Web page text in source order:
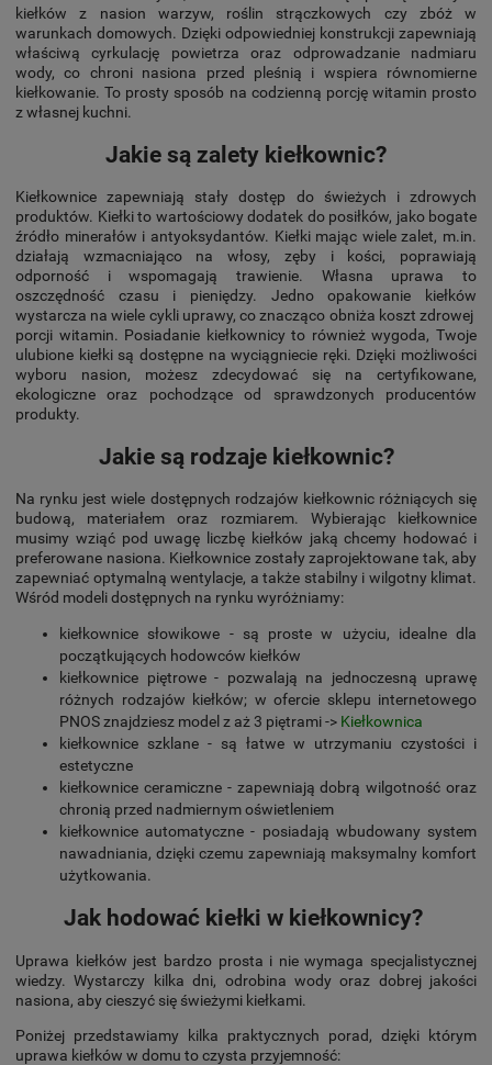
kiełków z nasion warzyw, roślin strączkowych czy zbóż w
warunkach domowych. Dzięki odpowiedniej konstrukcji zapewniają
właściwą cyrkulację powietrza oraz odprowadzanie nadmiaru
wody, co chroni nasiona przed pleśnią i wspiera równomierne
kiełkowanie. To prosty sposób na codzienną porcję witamin prosto
z własnej kuchni.
Jakie są zalety kiełkownic?
Kiełkownice zapewniają stały dostęp do świeżych i zdrowych
produktów. Kiełki to wartościowy dodatek do posiłków, jako bogate
źródło minerałów i antyoksydantów. Kiełki mając wiele zalet, m.in.
działają wzmacniająco na włosy, zęby i kości, poprawiają
odporność i wspomagają trawienie. Własna uprawa to
oszczędność czasu i pieniędzy. Jedno opakowanie kiełków
wystarcza na wiele cykli uprawy, co znacząco obniża koszt zdrowej
porcji witamin. Posiadanie kiełkownicy to również wygoda, Twoje
ulubione kiełki są dostępne na wyciągniecie ręki. Dzięki możliwości
wyboru nasion, możesz zdecydować się na certyfikowane,
ekologiczne oraz pochodzące od sprawdzonych producentów
produkty.
Jakie są rodzaje kiełkownic?
Na rynku jest wiele dostępnych rodzajów kiełkownic różniących się
budową, materiałem oraz rozmiarem. Wybierając kiełkownice
musimy wziąć pod uwagę liczbę kiełków jaką chcemy hodować i
preferowane nasiona. Kiełkownice zostały zaprojektowane tak, aby
zapewniać optymalną wentylacje, a także stabilny i wilgotny klimat.
Wśród modeli dostępnych na rynku wyróżniamy:
kiełkownice słowikowe - są proste w użyciu, idealne dla
początkujących hodowców kiełków
kiełkownice piętrowe - pozwalają na jednoczesną uprawę
różnych rodzajów kiełków; w ofercie sklepu internetowego
PNOS znajdziesz model z aż 3 piętrami -> Kiełkownica
kiełkownice szklane - są łatwe w utrzymaniu czystości i
estetyczne
kiełkownice ceramiczne - zapewniają dobrą wilgotność oraz
chronią przed nadmiernym oświetleniem
kiełkownice automatyczne - posiadają wbudowany system
nawadniania, dzięki czemu zapewniają maksymalny komfort
użytkowania.
Jak hodować kiełki w kiełkownicy?
Uprawa kiełków jest bardzo prosta i nie wymaga specjalistycznej
wiedzy. Wystarczy kilka dni, odrobina wody oraz dobrej jakości
nasiona, aby cieszyć się świeżymi kiełkami.
Poniżej przedstawiamy kilka praktycznych porad, dzięki którym
uprawa kiełków w domu to czysta przyjemność: